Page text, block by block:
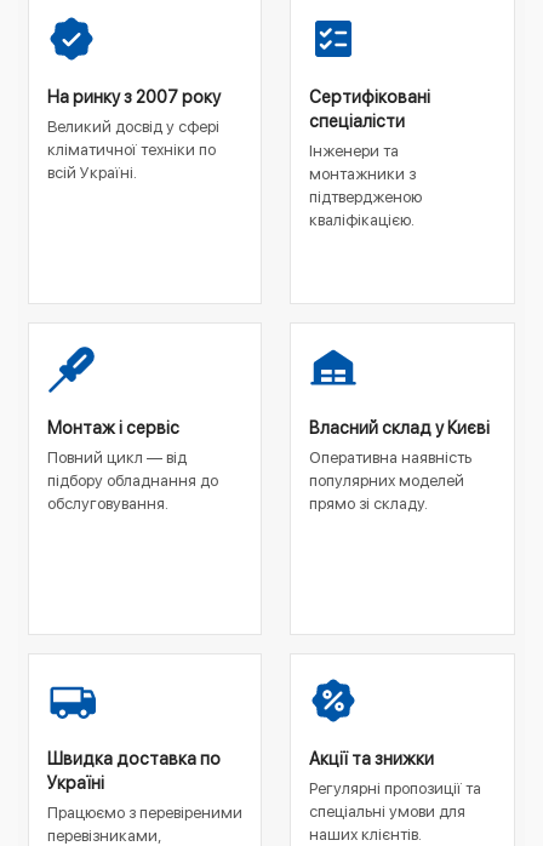
На ринку з 2007 року
Великий досвід у сфері
кліматичної техніки по
всій Україні.
Сертифіковані
спеціалісти
Інженери та
монтажники з
підтвердженою
кваліфікацією.
Монтаж і сервіс
Повний цикл — від
підбору обладнання до
обслуговування.
Власний склад у Києві
Оперативна наявність
популярних моделей
прямо зі складу.
Швидка доставка по
Україні
Працюємо з перевіреними
перевізниками,
Акції та знижки
Регулярні пропозиції та
спеціальні умови для
наших клієнтів.